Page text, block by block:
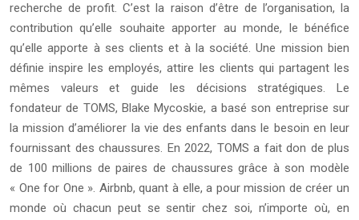
recherche de profit. C’est la raison d’être de l’organisation, la
contribution qu’elle souhaite apporter au monde, le bénéfice
qu’elle apporte à ses clients et à la société. Une mission bien
définie inspire les employés, attire les clients qui partagent les
mêmes valeurs et guide les décisions stratégiques. Le
fondateur de TOMS, Blake Mycoskie, a basé son entreprise sur
la mission d’améliorer la vie des enfants dans le besoin en leur
fournissant des chaussures. En 2022, TOMS a fait don de plus
de 100 millions de paires de chaussures grâce à son modèle
« One for One ». Airbnb, quant à elle, a pour mission de créer un
monde où chacun peut se sentir chez soi, n’importe où, en